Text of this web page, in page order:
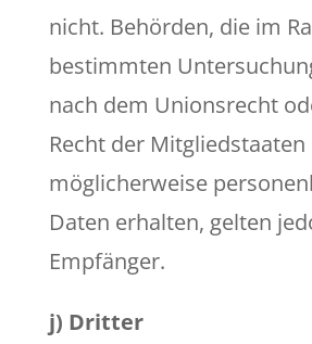
nicht. Behörden, die im
bestimmten
nach dem Unionsrecht
Recht der Mitgliedstaaten
möglicherweise
Daten erhalten, gelten
Empfänger.
j) Dritter